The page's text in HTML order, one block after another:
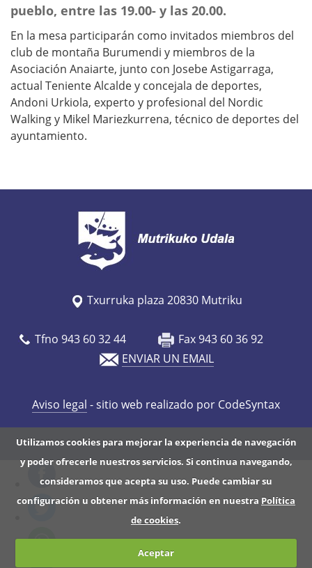
Utilizamos cookies para mejorar la experiencia de navegación
y poder ofrecerle nuestros servicios. Si continua navegando,
consideramos que acepta su uso. Puede cambiar su
configuración u obtener más información en nuestra Política
de cookies.
Aceptar
pueblo, entre las 19.00- y las 20.00.
En la mesa participarán como invitados miembros del
club de montaña Burumendi y miembros de la
Asociación Anaiarte, junto con Josebe Astigarraga,
actual Teniente Alcalde y concejala de deportes,
Andoni Urkiola, experto y profesional del Nordic
Walking y Mikel Mariezkurrena, técnico de deportes del
ayuntamiento.
Txurruka plaza 20830 Mutriku
Tfno 943 60 32 44
Fax 943 60 36 92
ENVIAR UN EMAIL
Aviso legal - sitio web realizado por CodeSyntax